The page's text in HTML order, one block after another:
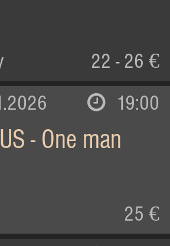
22 - 26 €
19:00
- One man
25 €